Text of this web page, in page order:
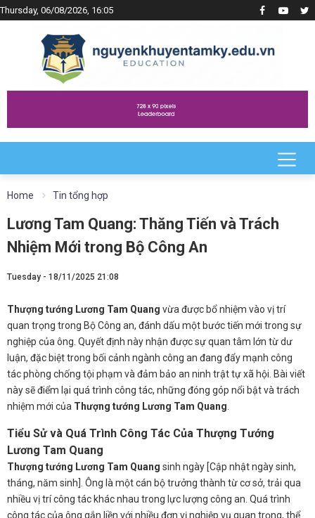
Thursday, 06/08/2026, 16:05
Home Tin tổng hợp
Lương Tam Quang: Thăng Tiến và Trách
Nhiệm Mới trong Bộ Công An
Tuesday - 18/11/2025 21:08
Thượng tướng Lương Tam Quang vừa được bổ nhiệm vào vị trí
quan trọng trong Bộ Công an, đánh dấu một bước tiến mới trong sự
nghiệp của ông. Quyết định này nhận được sự quan tâm lớn từ dư
luận, đặc biệt trong bối cảnh ngành công an đang đẩy mạnh công
tác phòng chống tội phạm và đảm bảo an ninh trật tự xã hội. Bài viết
này sẽ điểm lại quá trình công tác, những đóng góp nổi bật và trách
nhiệm mới của Thượng tướng Lương Tam Quang
Tiểu Sử và Quá Trình Công Tác Của Thượng Tướng
Lương Tam Quang
Thượng tướng Lương Tam Quang sinh ngày [Cập nhật ngày sinh,
tháng, năm sinh]. Ông là một cán bộ trưởng thành từ cơ sở, trải qua
nhiều vị trí công tác khác nhau trong lực lượng công an. Quá trình
công tác của ông gắn liền với nhiều đơn vị nghiệp vụ quan trọng, thể